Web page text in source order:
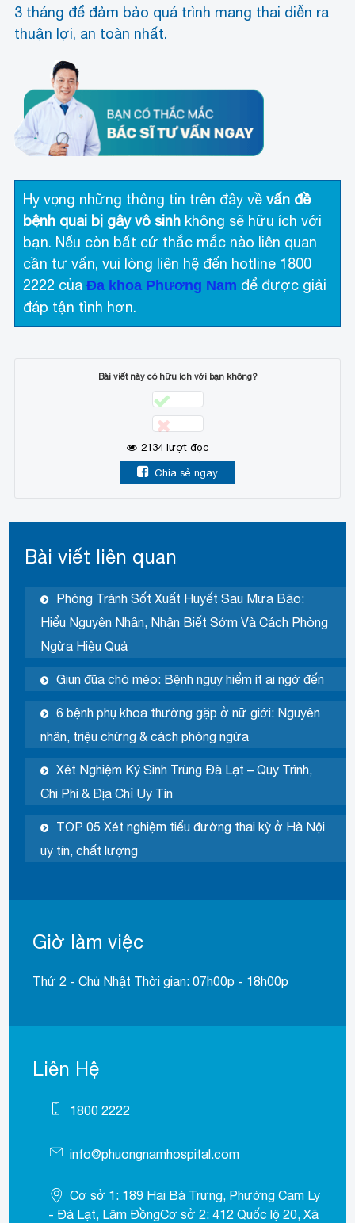
3 tháng để đảm bảo quá trình mang thai diễn ra
thuận lợi, an toàn nhất.
Hy vọng những thông tin trên đây vềvấn đề
bệnh quai bị gây vô sinh không sẽ hữu ích với
bạn. Nếu còn bất cứ thắc mắc nào liên quan
cần tư vấn, vui lòng liên hệ đến hotline 1800
2222 của Đa khoa Phương Nam để được giải
đáp tận tình hơn.
Bài viết này có hữu ích với bạn không?
2134lượt đọc
Chia sẻ ngay
Bài viết liên quan
Phòng Tránh Sốt Xuất Huyết Sau Mưa Bão:
Hiểu Nguyên Nhân, Nhận Biết Sớm Và Cách Phòng
Ngừa Hiệu Quả
Giun đũa chó mèo: Bệnh nguy hiểm ít ai ngờ đến
6 bệnh phụ khoa thường gặp ở nữ giới: Nguyên
nhân, triệu chứng & cách phòng ngừa
Xét Nghiệm Ký Sinh Trùng Đà Lạt – Quy Trình,
Chi Phí & Địa Chỉ Uy Tín
TOP 05 Xét nghiệm tiểu đường thai kỳ ở Hà Nội
uy tín, chất lượng
Giờ làm việc
Thứ 2 - Chủ Nhật Thời gian: 07h00p - 18h00p
Liên Hệ
1800 2222
info@phuongnamhospital.com
Cơ sở 1: 189 Hai Bà Trưng, Phường Cam Ly
- Đà Lạt, Lâm ĐồngCơ sở 2: 412 Quốc lộ 20, Xã